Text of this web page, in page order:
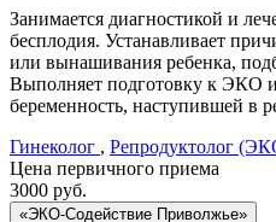
Занимается диагностикой и
бесплодия. Устанавливает
или вынашивания ребенка,
Выполняет подготовку к ЭКО
беременность, наступившей в
Гинеколог , Репродуктолог
Цена первичного приема
3000 руб.
«ЭКО-Содействие Приволжье»